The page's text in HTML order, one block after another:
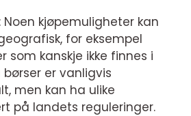
Noen kjøpemuligheter kan
for eksempel
som kanskje ikke finnes i
er vanligvis
men kan ha ulike
på landets reguleringer.